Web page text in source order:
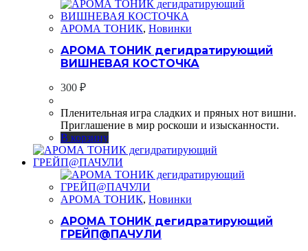
АРОМА ТОНИК, Новинки
АРОМА ТОНИК дегидратирующий
ВИШНЕВАЯ КОСТОЧКА
300 ₽
Пленительная игра сладких и пряных нот вишни.
Приглашение в мир роскоши и изысканности.
В корзину
АРОМА ТОНИК, Новинки
АРОМА ТОНИК дегидратирующий
ГРЕЙП@ПАЧУЛИ